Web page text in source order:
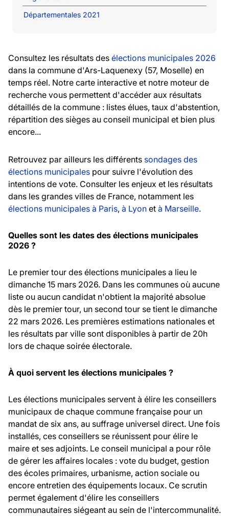
Départementales 2021
Consultez les résultats des élections municipales 2026
dans la commune d'Ars-Laquenexy (57, Moselle) en
temps réel. Notre carte interactive et notre moteur de
recherche vous permettent d'accéder aux résultats
détaillés de la commune : listes élues, taux d'abstention,
répartition des sièges au conseil municipal et bien plus
encore...
Retrouvez par ailleurs les différents sondages des
élections municipales pour suivre l'évolution des
intentions de vote. Consulter les enjeux et les résultats
dans les grandes villes de France, notamment les
élections municipales à Paris, à Lyon et à Marseille.
Quelles sont les dates des élections municipales
2026 ?
Le premier tour des élections municipales a lieu le
dimanche 15 mars 2026. Dans les communes où aucune
liste ou aucun candidat n'obtient la majorité absolue
dès le premier tour, un second tour se tient le dimanche
22 mars 2026. Les premières estimations nationales et
les résultats par ville sont disponibles à partir de 20h
lors de chaque soirée électorale.
À quoi servent les élections municipales ?
Les élections municipales servent à élire les conseillers
municipaux de chaque commune française pour un
mandat de six ans, au suffrage universel direct. Une fois
installés, ces conseillers se réunissent pour élire le
maire et ses adjoints. Le conseil municipal a pour rôle
de gérer les affaires locales : vote du budget, gestion
des écoles primaires, urbanisme, action sociale ou
encore entretien des équipements locaux. Ce scrutin
permet également d'élire les conseillers
communautaires siégeant au sein de l'intercommunalité.